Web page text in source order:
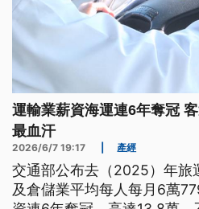
運輸業薪資海運連6年奪冠
最血汗
2026/6/7 19:17 產經
交通部公布去（2025）年旅
及倉儲業平均每人每月6萬